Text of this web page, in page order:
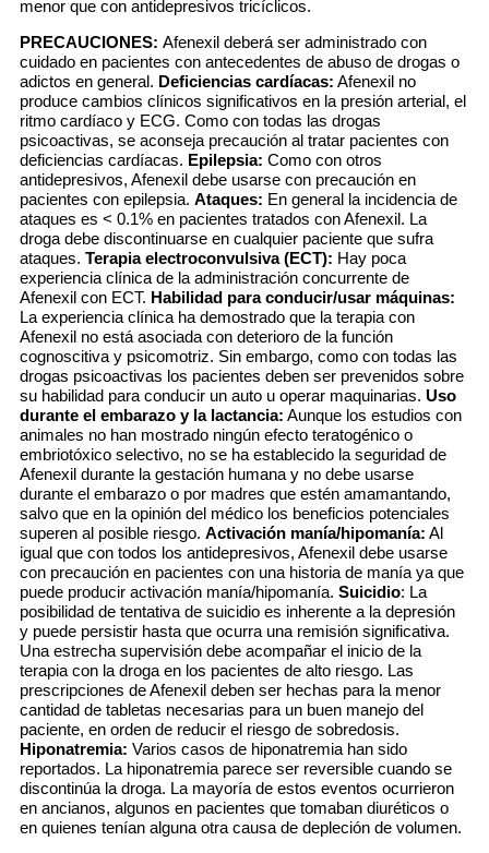
menor que con antidepresivos tricíclicos.
PRECAUCIONES: Afenexil deberá ser administrado con
cuidado en pacientes con antecedentes de abuso de drogas o
adictos en general. Deficiencias cardíacas: Afenexil no
produce cambios clínicos significativos en la presión arterial, el
ritmo cardíaco y ECG. Como con todas las drogas
psicoactivas, se aconseja precaución al tratar pacientes con
deficiencias cardíacas. Epilepsia: Como con otros
antidepresivos, Afenexil debe usarse con precaución en
pacientes con epilepsia. Ataques: En general la incidencia de
ataques es < 0.1% en pacientes tratados con Afenexil. La
droga debe discontinuarse en cualquier paciente que sufra
ataques. Terapia electroconvulsiva (ECT): Hay poca
experiencia clínica de la administración concurrente de
Afenexil con ECT. Habilidad para conducir/usar máquinas:
La experiencia clínica ha demostrado que la terapia con
Afenexil no está asociada con deterioro de la función
cognoscitiva y psicomotriz. Sin embargo, como con todas las
drogas psicoactivas los pacientes deben ser prevenidos sobre
su habilidad para conducir un auto u operar maquinarias. Uso
durante el embarazo y la lactancia: Aunque los estudios con
animales no han mostrado ningún efecto teratogénico o
embriotóxico selectivo, no se ha establecido la seguridad de
Afenexil durante la gestación humana y no debe usarse
durante el embarazo o por madres que estén amamantando,
salvo que en la opinión del médico los beneficios potenciales
superen al posible riesgo. Activación manía/hipomanía: Al
igual que con todos los antidepresivos, Afenexil debe usarse
con precaución en pacientes con una historia de manía ya que
puede producir activación manía/hipomanía. Suicidio: La
posibilidad de tentativa de suicidio es inherente a la depresión
y puede persistir hasta que ocurra una remisión significativa.
Una estrecha supervisión debe acompañar el inicio de la
terapia con la droga en los pacientes de alto riesgo. Las
prescripciones de Afenexil deben ser hechas para la menor
cantidad de tabletas necesarias para un buen manejo del
paciente, en orden de reducir el riesgo de sobredosis.
Hiponatremia: Varios casos de hiponatremia han sido
reportados. La hiponatremia parece ser reversible cuando se
discontinúa la droga. La mayoría de estos eventos ocurrieron
en ancianos, algunos en pacientes que tomaban diuréticos o
en quienes tenían alguna otra causa de depleción de volumen.